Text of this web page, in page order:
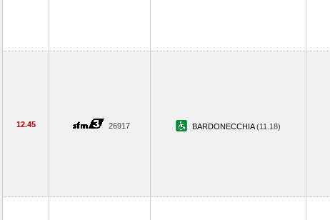
12.45 26917 BARDONECCHIA(11.18)